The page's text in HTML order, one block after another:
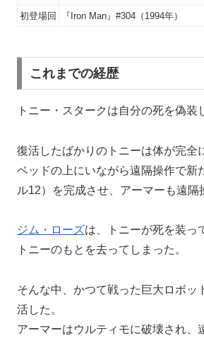
初登場回
『Iron Man』#304（1994年）
これまでの経歴
トニー・スタークは自分の死を偽装
復活したばかりのトニーは体が完全
ベッドの上にいながら遠隔操作で新
ル12）を完成させ、アーマーも遠隔
ジム・ローズは、トニーが死を装っ
トニーのもとを去ってしまった。
そんな中、かつて戦った巨大ロボッ
活した。
アーマーはウルティモに破壊され、